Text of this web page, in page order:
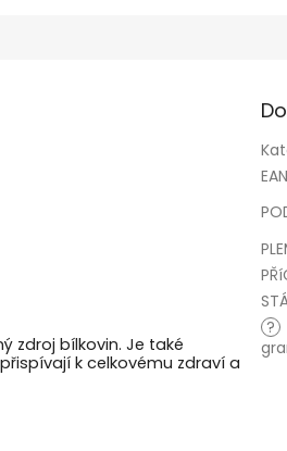
zdroj bílkovin. Je také
k celkovému zdraví a
EAN
?